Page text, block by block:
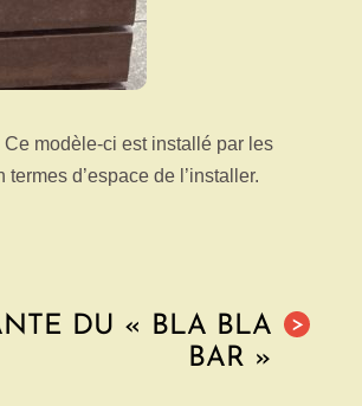
modèle-ci est installé par les
d’espace de l’installer.
>
DU « BLA BLA
BAR »